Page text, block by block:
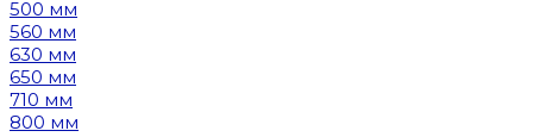
500 мм
560 мм
630 мм
650 мм
710 мм
800 мм